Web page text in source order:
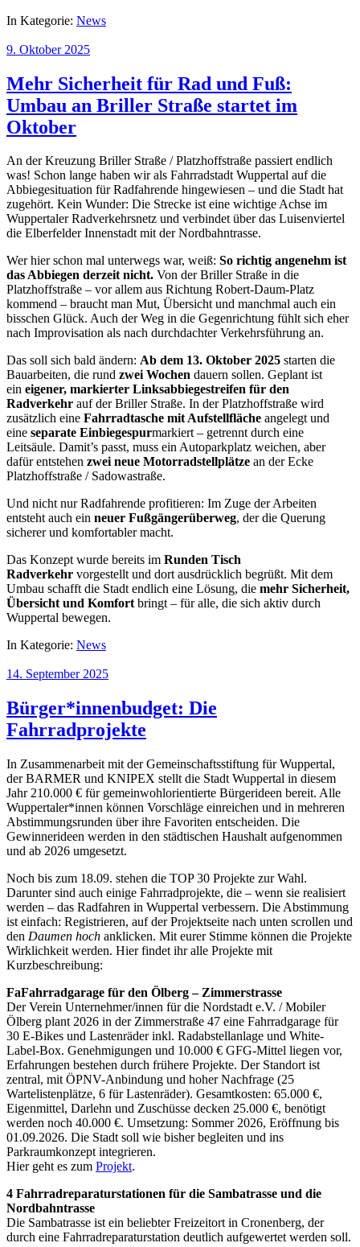
In Kategorie: News
9. Oktober 2025
Mehr Sicherheit für Rad und Fuß:
Umbau an Briller Straße startet im
Oktober
An der Kreuzung Briller Straße / Platzhoffstraße passiert endlich
was! Schon lange haben wir als Fahrradstadt Wuppertal auf die
Abbiegesituation für Radfahrende hingewiesen – und die Stadt hat
zugehört. Kein Wunder: Die Strecke ist eine wichtige Achse im
Wuppertaler Radverkehrsnetz und verbindet über das Luisenviertel
die Elberfelder Innenstadt mit der Nordbahntrasse.
Wer hier schon mal unterwegs war, weiß: So richtig angenehm ist
das Abbiegen derzeit nicht. Von der Briller Straße in die
Platzhoffstraße – vor allem aus Richtung Robert-Daum-Platz
kommend – braucht man Mut, Übersicht und manchmal auch ein
bisschen Glück. Auch der Weg in die Gegenrichtung fühlt sich eher
nach Improvisation als nach durchdachter Verkehrsführung an.
Das soll sich bald ändern: Ab dem 13. Oktober 2025 starten die
Bauarbeiten, die rund zwei Wochen dauern sollen. Geplant ist
ein eigener, markierter Linksabbiegestreifen für den
Radverkehr auf der Briller Straße. In der Platzhoffstraße wird
zusätzlich eine Fahrradtasche mit Aufstellfläche angelegt und
eine separate Einbiegespurmarkiert – getrennt durch eine
Leitsäule. Damit’s passt, muss ein Autoparkplatz weichen, aber
dafür entstehen zwei neue Motorradstellplätze an der Ecke
Platzhoffstraße / Sadowastraße.
Und nicht nur Radfahrende profitieren: Im Zuge der Arbeiten
entsteht auch ein neuer Fußgängerüberweg, der die Querung
sicherer und komfortabler macht.
Das Konzept wurde bereits im Runden Tisch
Radverkehr vorgestellt und dort ausdrücklich begrüßt. Mit dem
Umbau schafft die Stadt endlich eine Lösung, die mehr Sicherheit,
Übersicht und Komfortbringt – für alle, die sich aktiv durch
Wuppertal bewegen.
In Kategorie: News
14. September 2025
Bürger*innenbudget: Die
Fahrradprojekte
In Zusammenarbeit mit der Gemeinschaftsstiftung für Wuppertal,
der BARMER und KNIPEX stellt die Stadt Wuppertal in diesem
Jahr 210.000 € für gemeinwohlorientierte Bürgerideen bereit. Alle
Wuppertaler*innen können Vorschläge einreichen und in mehreren
Abstimmungsrunden über ihre Favoriten entscheiden. Die
Gewinnerideen werden in den städtischen Haushalt aufgenommen
und ab 2026 umgesetzt.
Noch bis zum 18.09. stehen die TOP 30 Projekte zur Wahl.
Darunter sind auch einige Fahrradprojekte, die – wenn sie realisiert
werden – das Radfahren in Wuppertal verbessern. Die Abstimmung
ist einfach: Registrieren, auf der Projektseite nach unten scrollen und
den Daumen hoch anklicken. Mit eurer Stimme können die Projekte
Wirklichkeit werden. Hier findet ihr alle Projekte mit
Kurzbeschreibung:
FaFahrradgarage für den Ölberg – Zimmerstrasse
Der Verein Unternehmer/innen für die Nordstadt e.V. / Mobiler
Ölberg plant 2026 in der Zimmerstraße 47 eine Fahrradgarage für
30 E-Bikes und Lastenräder inkl. Radabstellanlage und White-
Label-Box. Genehmigungen und 10.000 € GFG-Mittel liegen vor,
Erfahrungen bestehen durch frühere Projekte. Der Standort ist
zentral, mit ÖPNV-Anbindung und hoher Nachfrage (25
Wartelistenplätze, 6 für Lastenräder). Gesamtkosten: 65.000 €,
Eigenmittel, Darlehn und Zuschüsse decken 25.000 €, benötigt
werden noch 40.000 €. Umsetzung: Sommer 2026, Eröffnung bis
01.09.2026. Die Stadt soll wie bisher begleiten und ins
Parkraumkonzept integrieren.
Hier geht es zum Projekt.
4 Fahrradreparaturstationen für die Sambatrasse und die
Nordbahntrasse
Die Sambatrasse ist ein beliebter Freizeitort in Cronenberg, der
durch eine Fahrradreparaturstation deutlich aufgewertet werden soll.